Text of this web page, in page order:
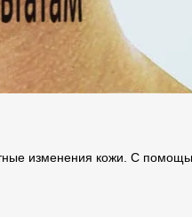
изменения кожи. С